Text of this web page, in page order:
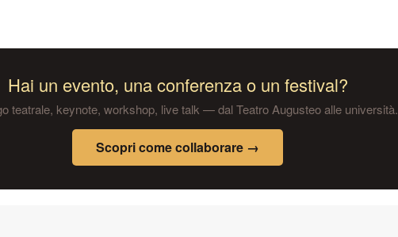
Hai un evento, una conferenza o un festival?
teatrale, keynote, workshop, live talk — dal Teatro Augusteo alle università.
Scopri come collaborare →